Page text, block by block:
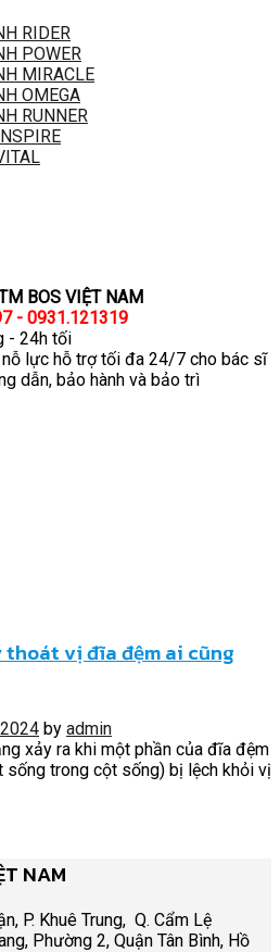
RIDER
POWER
MIRACLE
OMEGA
RUNNER
BOS VIỆT NAM
- 0931.121319
- 24h tối
nỗ lực hỗ trợ tối đa 24/7 cho bác sĩ
dẫn, bảo hành và bảo trì
thoát vị đĩa đệm ai cũng
by admin
xảy ra khi một phần của đĩa đệm
trong cột sống) bị lệch khỏi vị
NAM
P. Khuê Trung, Q. Cẩm Lệ
Phường 2, Quận Tân Bình, Hồ